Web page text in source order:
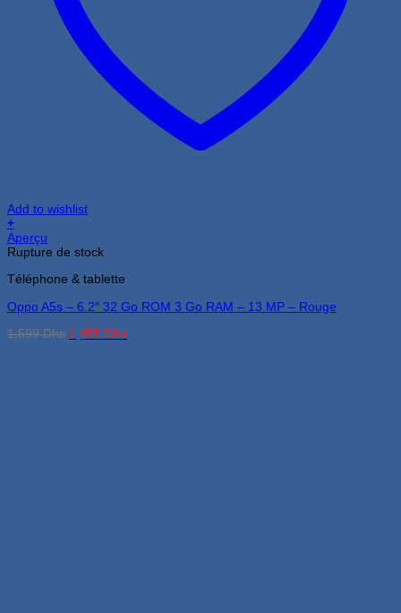
Add to wishlist
+
Aperçu
Rupture de stock
Téléphone & tablette
Oppo A5s – 6.2″ 32 Go ROM 3 Go RAM – 13 MP – Rouge
1,599Dhs Le
1,455 DhsLe